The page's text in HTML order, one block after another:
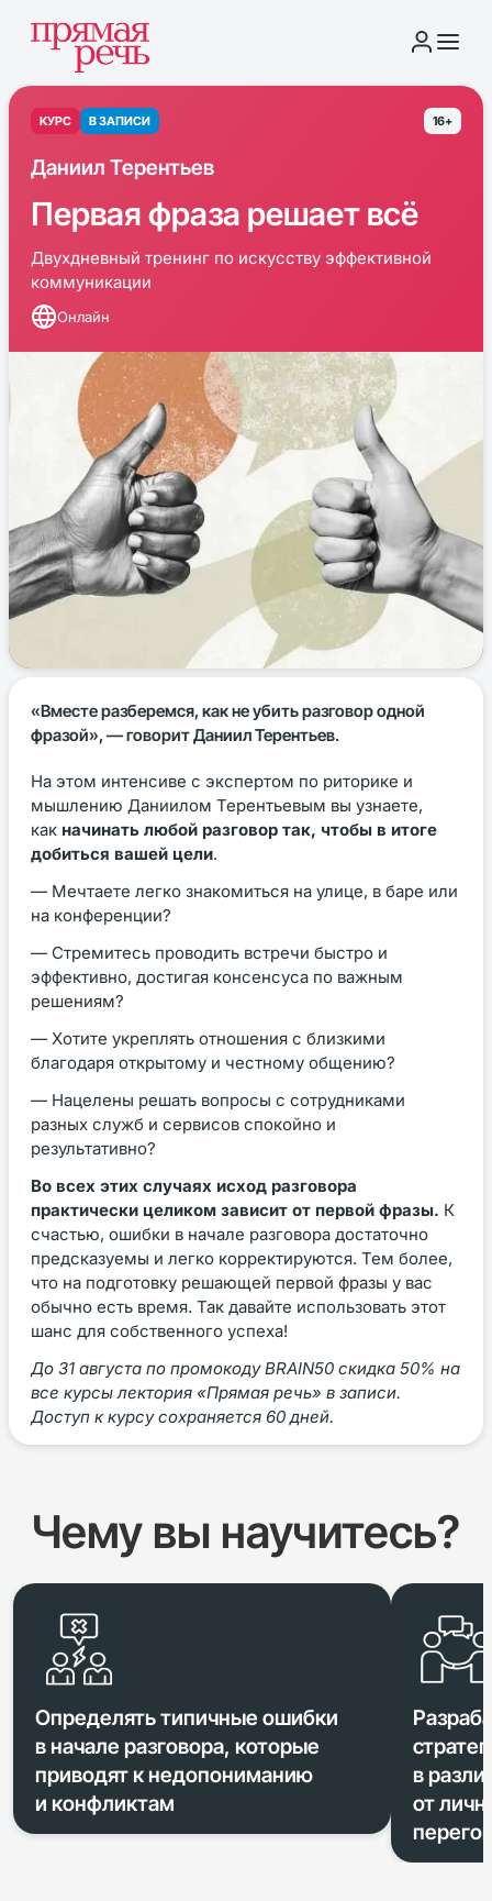
КУРС В ЗАПИСИ 16+
Даниил Терентьев
Первая фраза решает всё
Двухдневный тренинг по искусству эффективной
коммуникации
Онлайн
«Вместе разберемся, как не убить разговор одной
фразой», — говорит Даниил Терентьев.
На этом интенсиве с экспертом по риторике и
мышлению Даниилом Терентьевым вы узнаете,
как начинать любой разговор так, чтобы в итоге
добиться вашей цели.
— Мечтаете легко знакомиться на улице, в баре или
на конференции?
— Стремитесь проводить встречи быстро и
эффективно, достигая консенсуса по важным
решениям?
— Хотите укреплять отношения с близкими
благодаря открытому и честному общению?
— Нацелены решать вопросы с сотрудниками
разных служб и сервисов спокойно и
результативно?
Во всех этих случаях исход разговора
практически целиком зависит от первой фразы. К
счастью, ошибки в начале разговора достаточно
предсказуемы и легко корректируются. Тем более,
что на подготовку решающей первой фразы у вас
обычно есть время. Так давайте использовать этот
шанс для собственного успеха!
До 31 августа по промокоду BRAIN50 скидка 50% на
все курсы лектория «Прямая речь» в записи.
Доступ к курсу сохраняется 60 дней.
Чему вы научитесь?
Определять типичные ошибки
в начале разговора, которые
приводят к недопониманию
и конфликтам
в
от